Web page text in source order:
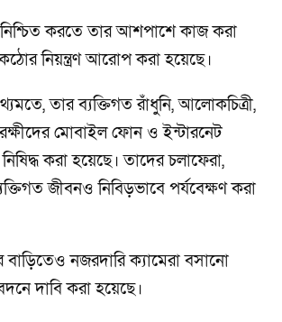
নিশ্চিত করতে তার আশপাশে কাজ করা
নিয়ন্ত্রণ আরোপ করা হয়েছে।
তার ব্যক্তিগত রাঁধুনি, আলোকচিত্রী,
মোবাইল ফোন ও ইন্টারনেট
করা হয়েছে। তাদের চলাফেরা,
জীবনও নিবিড়ভাবে পর্যবেক্ষণ করা
বাড়িতেও নজরদারি ক্যামেরা বসানো
দাবি করা হয়েছে।